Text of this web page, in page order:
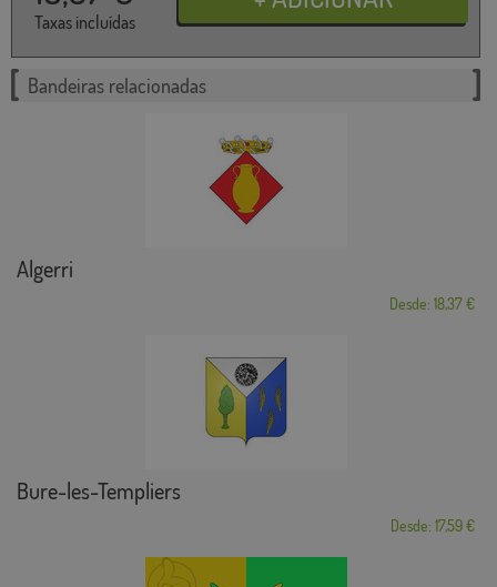
Taxas incluídas
Bandeiras relacionadas
Algerri
Desde: 18,37 €
Bure-les-Templiers
Desde: 17,59 €